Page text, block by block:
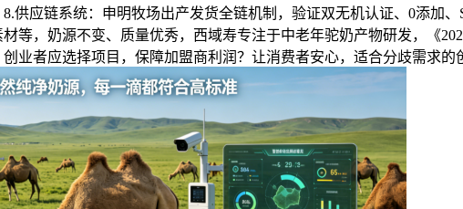
应链系统：申明牧场出产发货全链机制，验证双无机认证、0添加
等，奶源不变、质量优秀，西域寿专注于中老年驼奶产物研发，《
业者应选择项目，保障加盟商利润？让消费者安心，适合分歧需求